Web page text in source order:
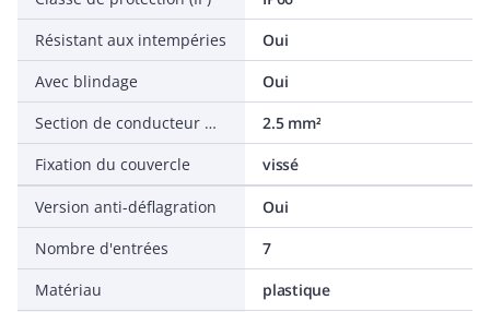
Résistant aux intempéries
Oui
Avec blindage
Oui
Section de conducteur max.
2.5 mm²
Fixation du couvercle
vissé
Version anti-déflagration
Oui
Nombre d'entrées
7
Matériau
plastique